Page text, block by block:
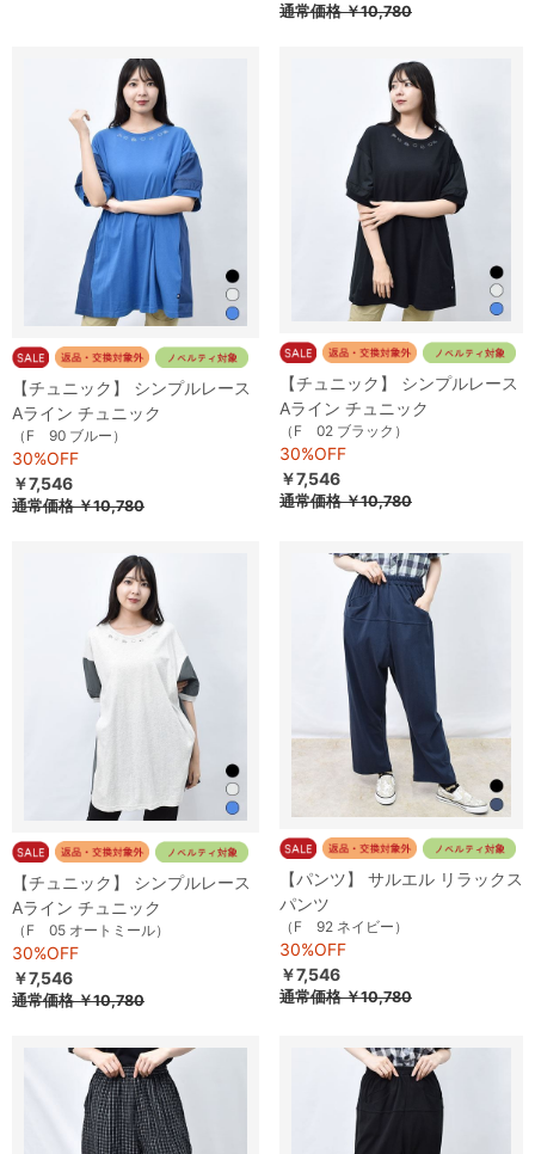
通常価格￥10,780
【チュニック】 シンプルレース
Aライン チュニック
（F 90 ブルー）
30%OFF
￥7,546
通常価格￥10,780
【チュニック】 シンプルレース
Aライン チュニック
（F 02 ブラック）
30%OFF
￥7,546
通常価格￥10,780
【チュニック】 シンプルレース
Aライン チュニック
（F 05 オートミール）
30%OFF
￥7,546
通常価格￥10,780
【パンツ】 サルエル リラックス
パンツ
（F 92 ネイビー）
30%OFF
￥7,546
通常価格￥10,780